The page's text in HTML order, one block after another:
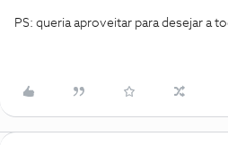
PS: queria aproveitar para desejar a